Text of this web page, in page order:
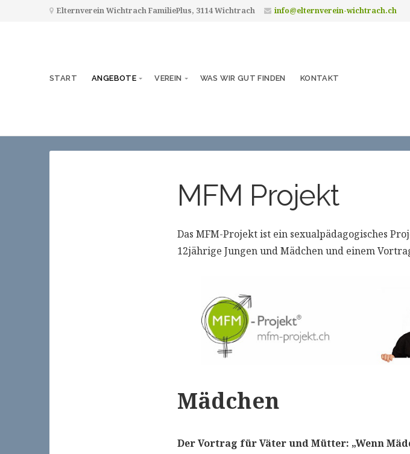
Elternverein Wichtrach FamiliePlus, 3114 Wichtrach info@elternverein-wichtrach.ch
START ANGEBOTE VEREIN WAS WIR GUT FINDEN KONTAKT
MFM Projekt
Das MFM-Projekt ist ein sexualpädagogisches
12jährige Jungen und Mädchen und einem
Mädchen
Der Vortrag für Väter und Mütter: „Wenn